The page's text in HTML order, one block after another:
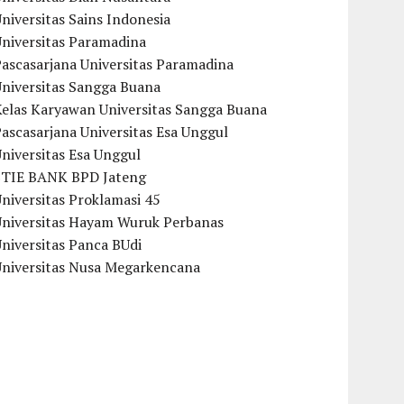
Sains Indonesia
Paramadina
Universitas Paramadina
Sangga Buana
Karyawan Universitas Sangga Buana
Universitas Esa Unggul
Esa Unggul
BANK BPD Jateng
Proklamasi 45
Hayam Wuruk Perbanas
Panca BUdi
Nusa Megarkencana